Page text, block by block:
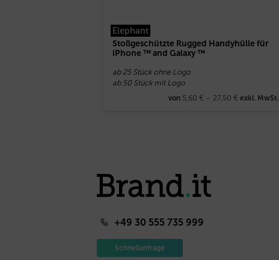
Elephant
Stoßgeschützte Rugged Handyhülle für
iPhone ™ and Galaxy ™
ab 25 Stück ohne Logo
ab 50 Stück mit Logo
von 5,60 € – 27,50 € exkl. MwSt.
+49 30 555 735 999
Schnellanfrage